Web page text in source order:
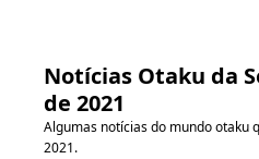
Notícias Otaku da
de 2021
Algumas notícias do mundo otaku
2021.